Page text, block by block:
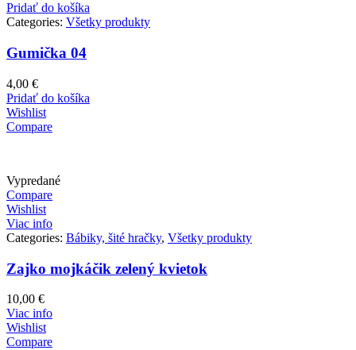
Pridať do košíka
Categories: Všetky produkty
Gumička 04
4,00 €
Pridať do košíka
Wishlist
Compare
Vypredané
Compare
Wishlist
Viac info
Categories: Bábiky, šité hračky, Všetky produkty
Zajko mojkáčik zelený kvietok
10,00 €
Viac info
Wishlist
Compare